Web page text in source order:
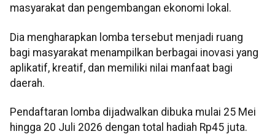
masyarakat dan pengembangan ekonomi lokal.
Dia mengharapkan lomba tersebut menjadi ruang
bagi masyarakat menampilkan berbagai inovasi yang
aplikatif, kreatif, dan memiliki nilai manfaat bagi
daerah.
Pendaftaran lomba dijadwalkan dibuka mulai 25 Mei
hingga 20 Juli 2026 dengan total hadiah Rp45 juta.